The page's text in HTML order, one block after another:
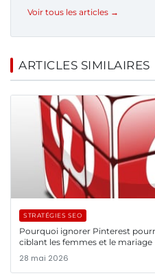
Voir tous les articles →
ARTICLES SIMILAIRES
STRATÉGIES SEO
Pourquoi ignorer Pinterest
ciblant les femmes et le mariage
28 mai 2026